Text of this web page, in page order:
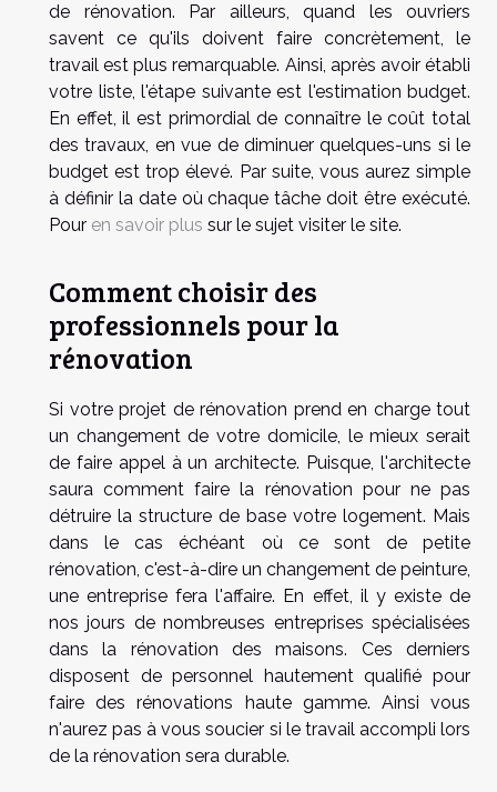
de rénovation. Par ailleurs, quand les ouvriers
savent ce qu'ils doivent faire concrètement, le
travail est plus remarquable. Ainsi, après avoir établi
votre liste, l'étape suivante est l'estimation budget.
En effet, il est primordial de connaître le coût total
des travaux, en vue de diminuer quelques-uns si le
budget est trop élevé. Par suite, vous aurez simple
à définir la date où chaque tâche doit être exécuté.
Pour en savoir plus sur le sujet visiter le site.
Comment choisir des
professionnels pour la
rénovation
Si votre projet de rénovation prend en charge tout
un changement de votre domicile, le mieux serait
de faire appel à un architecte. Puisque, l'architecte
saura comment faire la rénovation pour ne pas
détruire la structure de base votre logement. Mais
dans le cas échéant où ce sont de petite
rénovation, c'est-à-dire un changement de peinture,
une entreprise fera l'affaire. En effet, il y existe de
nos jours de nombreuses entreprises spécialisées
dans la rénovation des maisons. Ces derniers
disposent de personnel hautement qualifié pour
faire des rénovations haute gamme. Ainsi vous
n'aurez pas à vous soucier si le travail accompli lors
de la rénovation sera durable.